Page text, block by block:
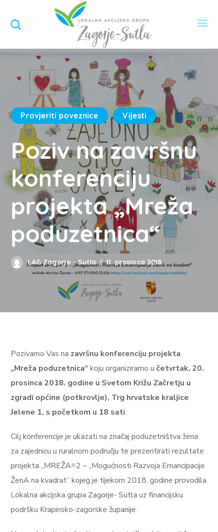
Provjeriti poveznice Vijesti
Poziv na završnu
konferenciju
projekta „Mreža
poduzetnica“
LAG Zagorje - Sutla 11. prosinca 2018.
Pozivamo Vas na završnu konferenciju projekta
„Mreža poduzetnica“koju organiziramo učetvrtak,20.
prosinca 2018. godine u Svetom Križu Začretju u
zgradi općine (potkrovlje), Trg hrvatske kraljice
Jelene 1, s početkom u 18 sati.
Cilj konferencije je ukazati na značaj poduzetništva žena
za zajednicu u ruralnom području te prezentirati rezultate
projekta „MREŽA^2 – „Mogućnosti Razvoja Emancipacije
ŽenA na kvadrat“ kojeg je tijekom 2018. godine provodila
Lokalna akcijska grupa Zagorje- Sutla uz financijsku
podršku Krapinsko-zagorske županije.